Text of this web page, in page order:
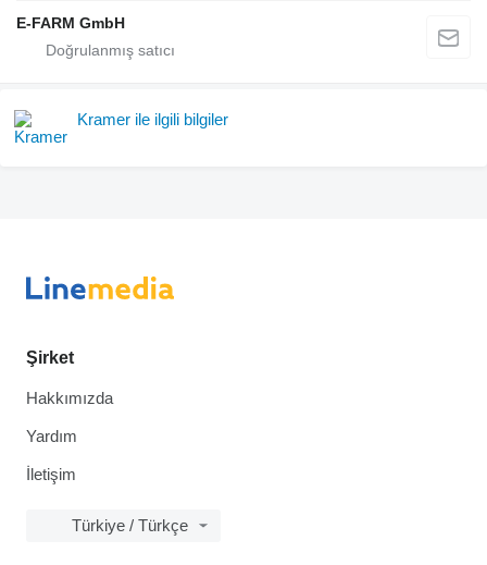
E-FARM GmbH
Kramer ile ilgili bilgiler
Şirket
Hakkımızda
Yardım
İletişim
Türkiye / Türkçe